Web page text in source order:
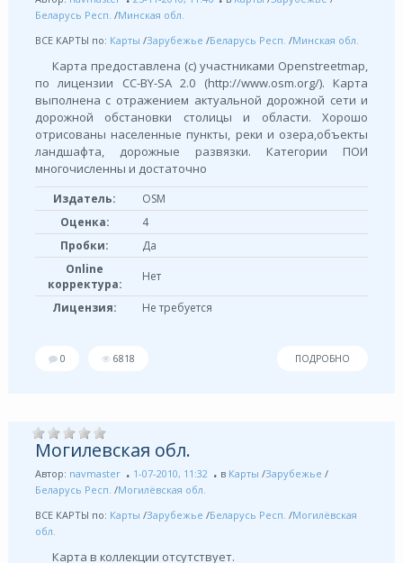
Беларусь Респ. /Минская обл.
ВСЕ КАРТЫ по: Карты /Зарубежье /Беларусь Респ. /Минская обл.
Карта предоставлена (с) участниками Openstreetmap,
по лицензии СС-BY-SA 2.0 (http://www.osm.org/). Карта
выполнена с отражением актуальной дорожной сети и
дорожной обстановки столицы и области. Хорошо
отрисованы населенные пункты, реки и озера,объекты
ландшафта, дорожные развязки. Категории ПОИ
многочисленны и достаточно
Издатель:
OSM
Оценка:
4
Пробки:
Да
Online
корректура:
Нет
Лицензия: Не требуется
0 6818 ПОДРОБНО
Могилевская обл.
Автор: navmaster 1-07-2010, 11:32 в Карты /Зарубежье /
Беларусь Респ. /Могилёвская обл.
ВСЕ КАРТЫ по: Карты /Зарубежье /Беларусь Респ. /Могилёвская
обл.
Карта в коллекции отсутствует.